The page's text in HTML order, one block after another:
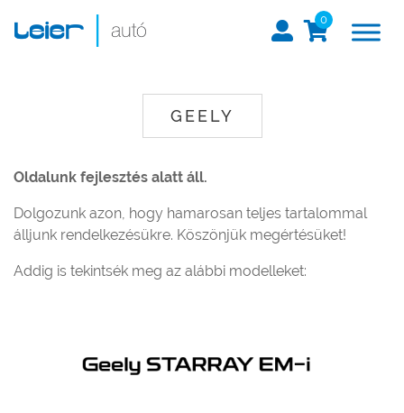
0
GEELY
Oldalunk fejlesztés alatt áll.
Dolgozunk azon, hogy hamarosan teljes tartalommal
álljunk rendelkezésükre. Köszönjük megértésüket!
Addig is tekintsék meg az alábbi modelleket: